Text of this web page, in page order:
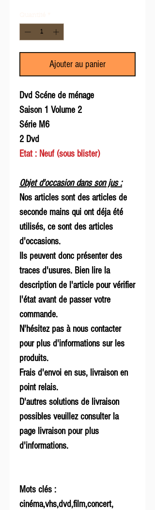
Ajouter au panier
Dvd Scéne de ménage
Saison 1 Volume 2
Série M6
2 Dvd
Etat : Neuf (sous blister)
Objet d'occasion dans son jus :
Nos articles sont des articles de
seconde mains qui ont déja été
utilisés, ce sont des articles
d'occasions.
Ils peuvent donc présenter des
traces d'usures. Bien lire la
description de l'article pour vérifier
l'état avant de passer votre
commande.
N'hésitez pas à nous contacter
pour plus d'informations sur les
produits.
Frais d'envoi en sus, livraison en
point relais.
D'autres solutions de livraison
possibles veuillez consulter la
page livraison pour plus
d'informations.
Mots clés :
cinéma,vhs,dvd,film,concert,